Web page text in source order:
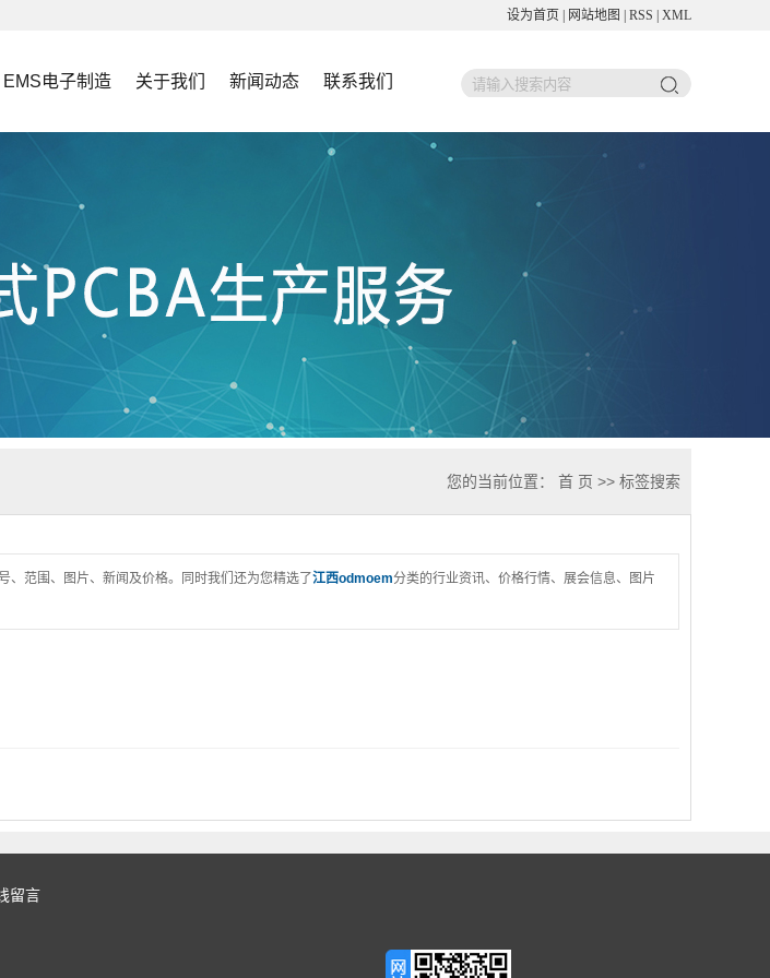
设为首页 网站地图 RSS XML
EMS电子制造 关于我们 新闻动态 联系我们
您的当前位置： 首 页 >> 标签搜索
、范围、图片、新闻及价格。同时我们还为您精选了江西odmoem分类的行业资讯、价格行情、展会信息、图片
留言